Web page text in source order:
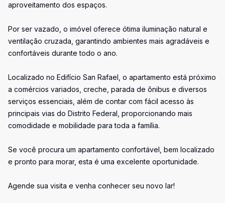
aproveitamento dos espaços.
Por ser vazado, o imóvel oferece ótima iluminação natural e
ventilação cruzada, garantindo ambientes mais agradáveis e
confortáveis durante todo o ano.
Localizado no Edifício San Rafael, o apartamento está próximo
a comércios variados, creche, parada de ônibus e diversos
serviços essenciais, além de contar com fácil acesso às
principais vias do Distrito Federal, proporcionando mais
comodidade e mobilidade para toda a família.
Se você procura um apartamento confortável, bem localizado
e pronto para morar, esta é uma excelente oportunidade.
Agende sua visita e venha conhecer seu novo lar!